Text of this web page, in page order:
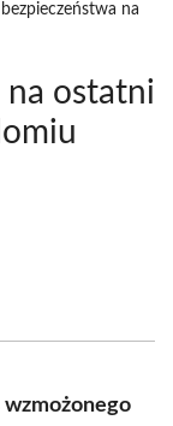
na
na ostatni